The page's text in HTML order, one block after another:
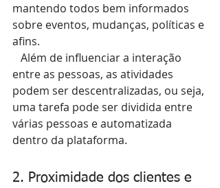
mantendo todos bem informados
sobre eventos, mudanças, políticas e
afins.
entre as pessoas, as atividades
podem ser descentralizadas, ou seja,
uma tarefa pode ser dividida entre
várias pessoas e automatizada
dentro da plataforma.
2. Proximidade dos clientes e